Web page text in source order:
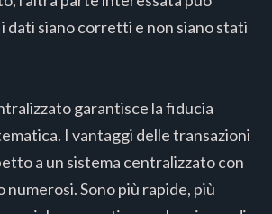
dati siano corretti e non siano stati
garantisce la fiducia
I vantaggi delle transazioni
a un sistema centralizzato con
Sono più rapide, più